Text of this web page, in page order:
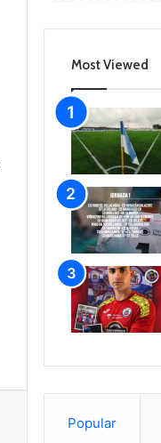
Most Viewed
Popular